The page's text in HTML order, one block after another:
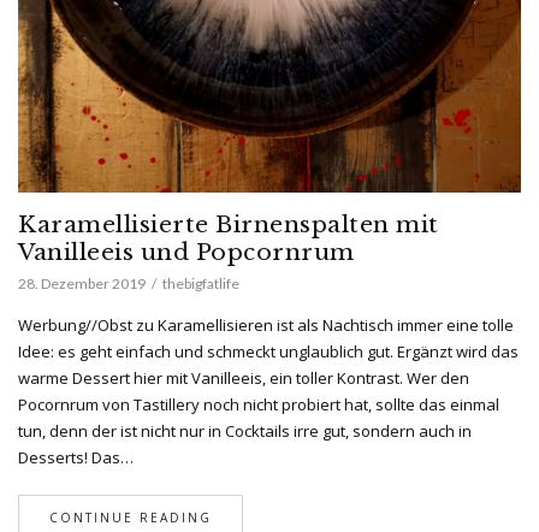
Karamellisierte Birnenspalten mit
Vanilleeis und Popcornrum
28. Dezember 2019 thebigfatlife
Werbung//Obst zu Karamellisieren ist als Nachtisch immer eine tolle
Idee: es geht einfach und schmeckt unglaublich gut. Ergänzt wird das
warme Dessert hier mit Vanilleeis, ein toller Kontrast. Wer den
Pocornrum von Tastillery noch nicht probiert hat, sollte das einmal
tun, denn der ist nicht nur in Cocktails irre gut, sondern auch in
Desserts! Das…
CONTINUE READING